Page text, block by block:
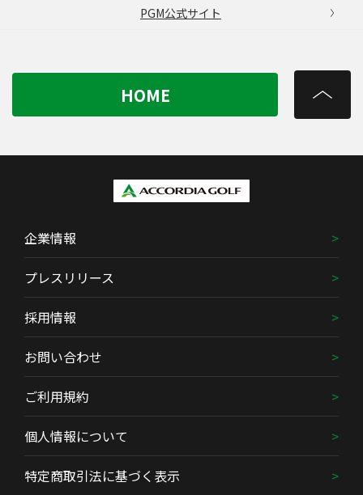
PGM公式サイト
HOME
企業情報
プレスリリース
採用情報
お問い合わせ
ご利用規約
個人情報について
特定商取引法に基づく表示